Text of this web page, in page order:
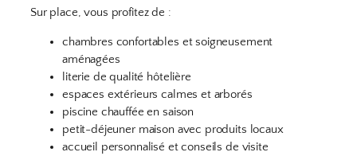
Sur place, vous profitez de :
chambres confortables et soigneusement
aménagées
literie de qualité hôtelière
espaces extérieurs calmes et arborés
piscine chauffée en saison
petit-déjeuner maison avec produits locaux
accueil personnalisé et conseils de visite